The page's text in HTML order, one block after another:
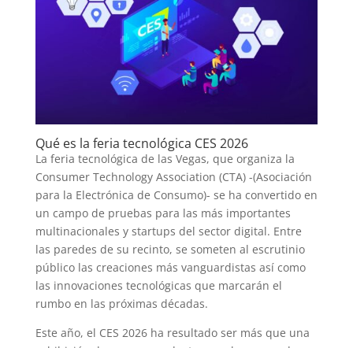
Qué es la feria tecnológica CES 2026
La feria tecnológica de las Vegas, que organiza la
Consumer Technology Association (CTA) -(Asociación
para la Electrónica de Consumo)- se ha convertido en
un campo de pruebas para las más importantes
multinacionales y startups del sector digital. Entre
las paredes de su recinto, se someten al escrutinio
público las creaciones más vanguardistas así como
las innovaciones tecnológicas que marcarán el
rumbo en las próximas décadas.
Este año, el CES 2026 ha resultado ser más que una